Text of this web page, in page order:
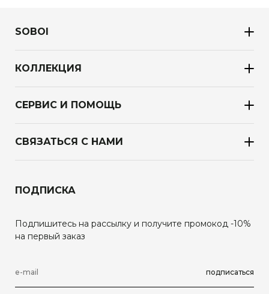
SOBOI
КОЛЛЕКЦИЯ
СЕРВИС И ПОМОЩЬ
СВЯЗАТЬСЯ С НАМИ
ПОДПИСКА
Подпишитесь на рассылку и получите промокод -10%
на первый заказ
подписаться